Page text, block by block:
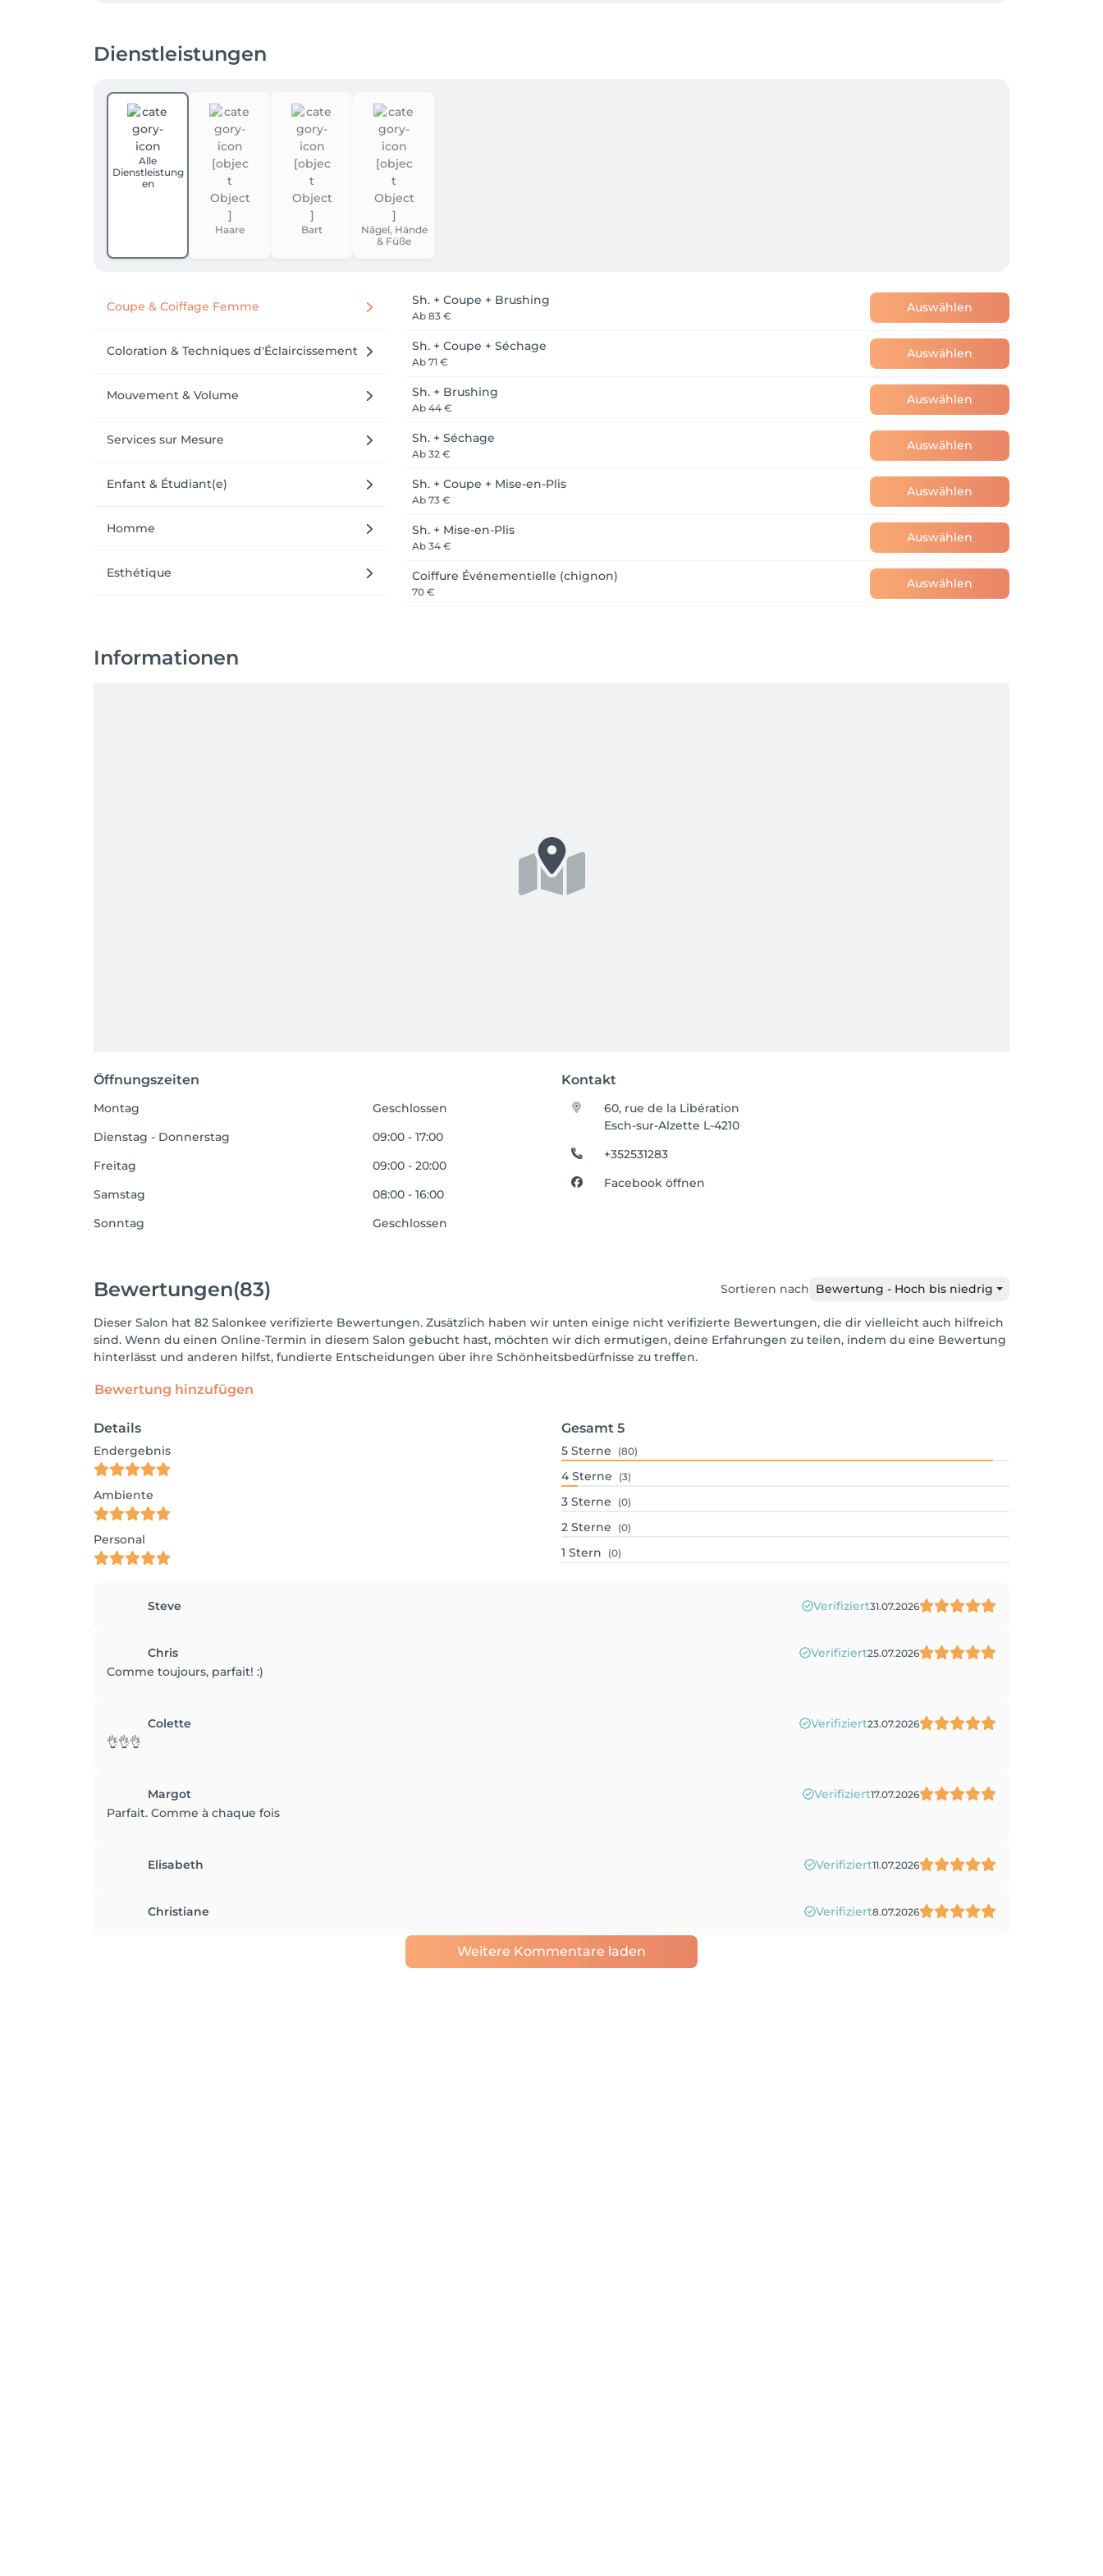
Dienstleistungen
Alle
Dienstleistung
en
Haare Bart
Nägel, Hände
& Füße
Coupe & Coiffage Femme
Coloration & Techniques d'Éclaircissement
Mouvement & Volume
Services sur Mesure
Enfant & Étudiant(e)
Homme
Esthétique
Sh. + Coupe + Brushing
Ab 83 €
Auswählen
Sh. + Coupe + Séchage
Ab 71 €
Auswählen
Sh. + Brushing
Ab 44 €
Auswählen
Sh. + Séchage
Ab 32 €
Auswählen
Sh. + Coupe + Mise-en-Plis
Ab 73 €
Auswählen
Sh. + Mise-en-Plis
Ab 34 €
Auswählen
Coiffure Événementielle (chignon)
70 €
Auswählen
Informationen
Öffnungszeiten Kontakt
Montag
Geschlossen
Dienstag - Donnerstag
09:00 - 17:00
Freitag
09:00 - 20:00
Samstag
08:00 - 16:00
Sonntag
Geschlossen
60, rue de la Libération
Esch-sur-Alzette L-4210
+352531283
Facebook öffnen
Bewertungen(83) Sortieren nach Bewertung - Hoch bis niedrig
Dieser Salon hat 82 Salonkee verifizierte Bewertungen. Zusätzlich haben wir unten einige nicht verifizierte Bewertungen, die dir vielleicht auch hilfreich
sind. Wenn du einen Online-Termin in diesem Salon gebucht hast, möchten wir dich ermutigen, deine Erfahrungen zu teilen, indem du eine Bewertung
hinterlässt und anderen hilfst, fundierte Entscheidungen über ihre Schönheitsbedürfnisse zu treffen.
Bewertung hinzufügen
Details
Endergebnis
Ambiente
Personal
Gesamt 5
5 Sterne (80)
4 Sterne (3)
3 Sterne (0)
2 Sterne (0)
1 Stern (0)
Steve Verifiziert31.07.2026
Chris Verifiziert25.07.2026
Comme toujours, parfait! :)
Colette Verifiziert23.07.2026
👌👌👌
Margot Verifiziert17.07.2026
Parfait. Comme à chaque fois
Elisabeth Verifiziert11.07.2026
Christiane Verifiziert8.07.2026
Weitere Kommentare laden